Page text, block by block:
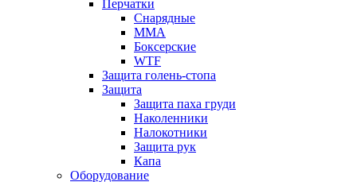
Перчатки
Снарядные
ММА
Боксерские
WTF
Защита голень-стопа
Защита
Защита паха груди
Наколенники
Налокотники
Защита рук
Капа
Оборудование